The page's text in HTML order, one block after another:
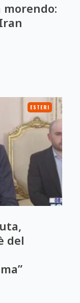
ESTERI
del